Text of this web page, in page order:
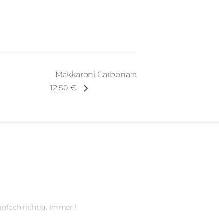
Makkaroni Carbonara
12,50 €
richtig. Immer !